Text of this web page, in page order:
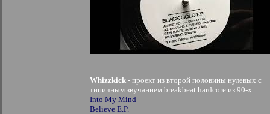
Whizzkick - проект из второй половины нулевых с
типичным звучанием breakbeat hardcore из 90-х.
Into My Mind
Believe E.P.